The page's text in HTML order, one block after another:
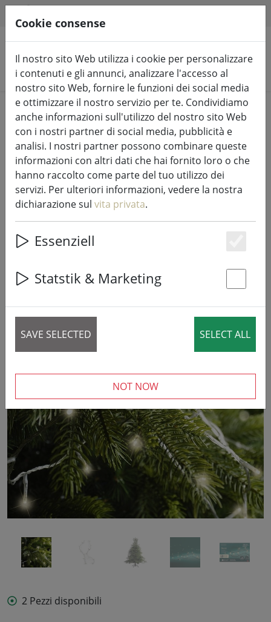
Cerca prodotti
Home Luci e illuminazione fiabesca Luci di fata
Kaemingk Lumineo LED luci
fiabesche Basic con dimmer 180
LED bianco caldo per esterni 13,5m
trasparente
7% DISCOUNT
2 Pezzi disponibili
Cookie consense
Il nostro sito Web utilizza i cookie per personalizzare
i contenuti e gli annunci, analizzare l'accesso al
nostro sito Web, fornire le funzioni dei social media
e ottimizzare il nostro servizio per te. Condividiamo
anche informazioni sull'utilizzo del nostro sito Web
con i nostri partner di social media, pubblicità e
analisi. I nostri partner possono combinare queste
informazioni con altri dati che hai fornito loro o che
hanno raccolto come parte del tuo utilizzo dei
servizi. Per ulteriori informazioni, vedere la nostra
dichiarazione sul vita privata.
Essenziell
Statstik & Marketing
SAVE SELECTED SELECT ALL
NOT NOW